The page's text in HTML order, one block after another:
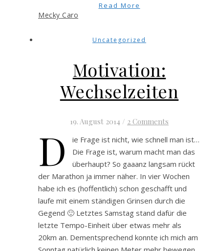
Read More
Mecky Caro
Uncategorized
Motivation:
Wechselzeiten
19. August 2014 / 2 Comments
D
ie Frage ist nicht, wie schnell man ist…
Die Frage ist, warum macht man das
überhaupt? So gaaanz langsam rückt
der Marathon ja immer näher. In vier Wochen
habe ich es (hoffentlich) schon geschafft und
laufe mit einem ständigen Grinsen durch die
Gegend 🙂 Letztes Samstag stand dafür die
letzte Tempo-Einheit über etwas mehr als
20km an. Dementsprechend konnte ich mich am